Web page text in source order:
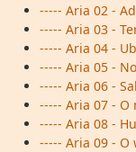
----- Aria 02 -
----- Aria 03 -
----- Aria 04 -
----- Aria 05 -
----- Aria 06 -
----- Aria 07 - O
----- Aria 08 -
----- Aria 09 - O